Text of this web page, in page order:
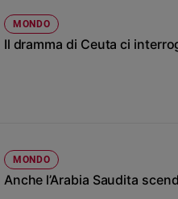
del
giorno
e
Creato
MONDO
Il dramma di Ceuta ci
MONDO
Anche l’Arabia Saudita